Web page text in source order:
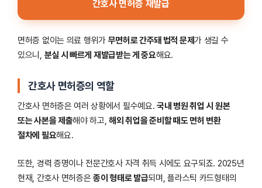
간호사 면허증 재발급
면허증 없이는 의료 행위가 무면허로 간주돼 법적 문제가 생길 수
있으니, 분실 시 빠르게 재발급받는 게 중요해요.
간호사 면허증의 역할
간호사 면허증은 여러 상황에서 필수예요.국내 병원 취업 시 원본
또는 사본을 제출해야 하고,해외 취업을 준비할 때도 면허 변환
절차에 필요해요.
또한, 경력 증명이나 전문간호사 자격 취득 시에도 요구되죠. 2025년
현재, 간호사 면허증은종이 형태로 발급되며, 플라스틱 카드형태의